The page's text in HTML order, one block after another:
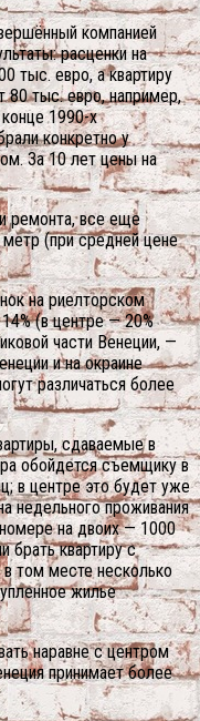
компанией
расценки на
тыс. евро, а квартиру
80 тыс. евро, например,
1990-х
конкретно у
За 10 лет цены на
ремонта, все еще
(при средней цене
на риелторском
(в центре — 20%
части Венеции, —
и на окраине
различаться более
сдаваемые в
обойдется съемщику в
в центре это будет уже
недельного проживания
на двоих — 1000
брать квартиру с
том месте несколько
жилье
наравне с центром
принимает более